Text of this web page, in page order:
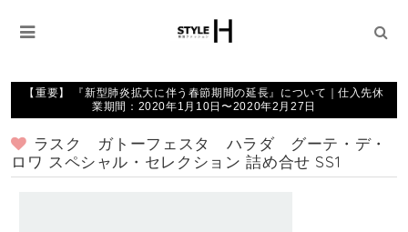
【重要】 『新型肺炎拡大に伴う春節期間の延長』について｜仕入先休
業期間：2020年1月10日〜2020年2月27日
ラスク ガトーフェスタ ハラダ グーテ・デ・
ロワ スペシャル・セレクション 詰め合せ SS1